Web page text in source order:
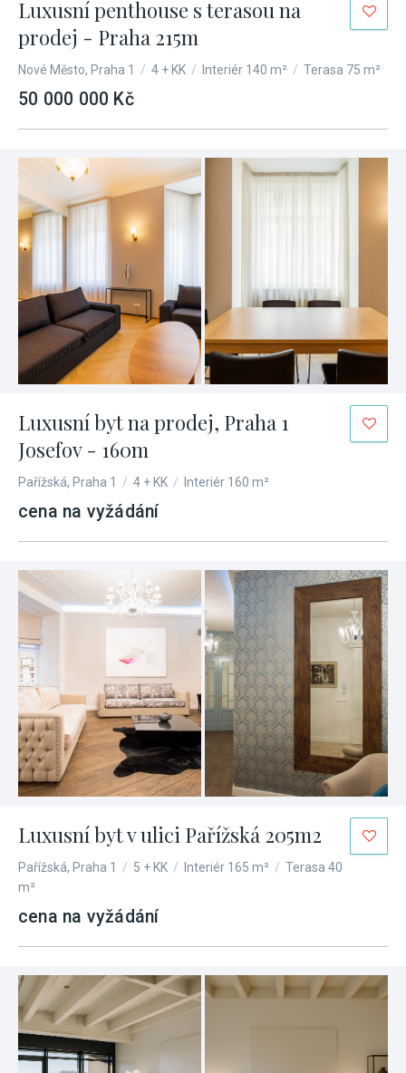
Luxusní penthouse s terasou na
prodej - Praha 215m
Nové Město, Praha 1 / 4 + KK / Interiér 140 m² / Terasa 75 m²
50 000 000 Kč
Luxusní byt na prodej, Praha 1
Josefov - 160m
Pařížská, Praha 1 / 4 + KK / Interiér 160 m²
cena na vyžádání
Luxusní byt v ulici Pařížská 205m2
Pařížská, Praha 1 / 5 + KK / Interiér 165 m² / Terasa 40
m²
cena na vyžádání